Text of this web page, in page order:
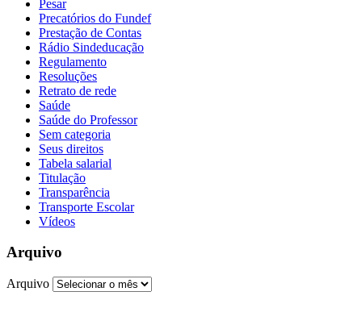
Pesar
Precatórios do Fundef
Prestação de Contas
Rádio Sindeducação
Regulamento
Resoluções
Retrato de rede
Saúde
Saúde do Professor
Sem categoria
Seus direitos
Tabela salarial
Titulação
Transparência
Transporte Escolar
Vídeos
Arquivo
Arquivo